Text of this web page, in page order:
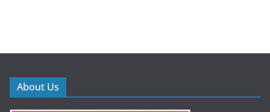
About Us